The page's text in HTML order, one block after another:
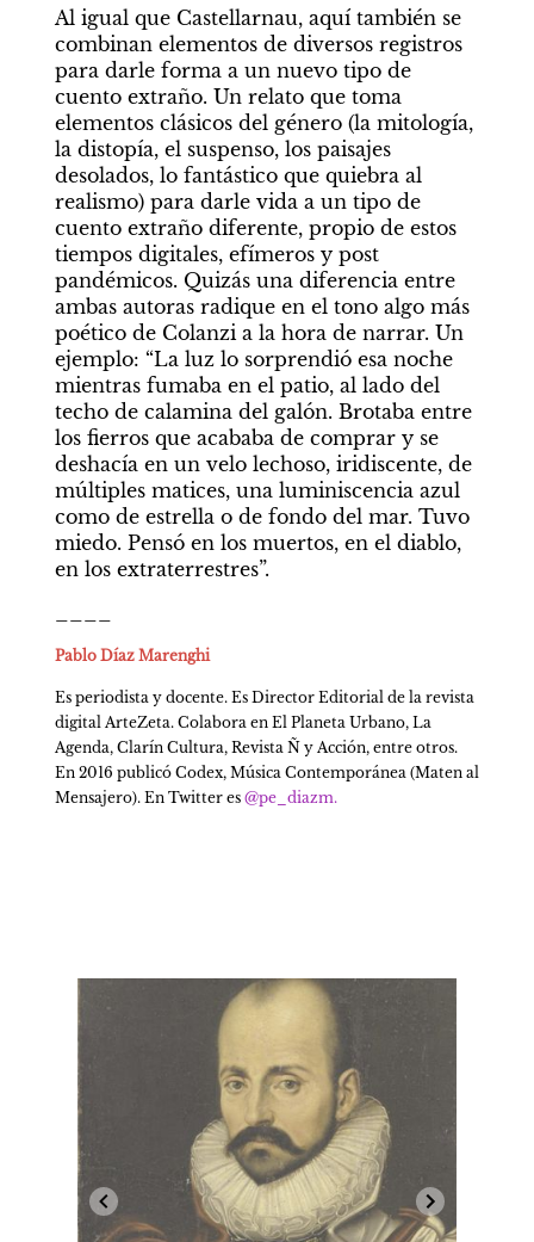
Al igual que Castellarnau, aquí también se
combinan elementos de diversos registros
para darle forma a un nuevo tipo de
cuento extraño. Un relato que toma
elementos clásicos del género (la mitología,
la distopía, el suspenso, los paisajes
desolados, lo fantástico que quiebra al
realismo) para darle vida a un tipo de
cuento extraño diferente, propio de estos
tiempos digitales, efímeros y post
pandémicos. Quizás una diferencia entre
ambas autoras radique en el tono algo más
poético de Colanzi a la hora de narrar. Un
ejemplo: “La luz lo sorprendió esa noche
mientras fumaba en el patio, al lado del
techo de calamina del galón. Brotaba entre
los fierros que acababa de comprar y se
deshacía en un velo lechoso, iridiscente, de
múltiples matices, una luminiscencia azul
como de estrella o de fondo del mar. Tuvo
miedo. Pensó en los muertos, en el diablo,
en los extraterrestres”.
Pablo Díaz Marenghi
Es periodista y docente. Es Director Editorial de la revista
digital ArteZeta. Colabora en El Planeta Urbano, La
Agenda, Clarín Cultura, Revista Ñ y Acción, entre otros.
En 2016 publicó Codex, Música Contemporánea (Maten al
Mensajero). En Twitter es @pe_diazm.